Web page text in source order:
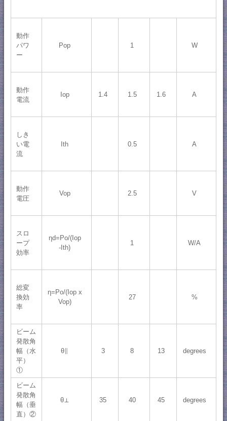
動作
パワ
ー
Pop 1 W
動作
電流
Iop 1.4 1.5 1.6 A
しき
い電
流
Ith 0.5 A
動作
電圧
Vop 2.5 V
スロ
ープ
効率
ηd=Po/(Iop
-Ith)
1 W/A
総変
換効
率
η=Po/(Iop x
Vop)
27 %
ビーム
発散角
幅（水
平）
①
θ∥ 3 8 13 degrees
ビーム
発散角
幅（垂
直）②
θ⊥ 35 40 45 degrees